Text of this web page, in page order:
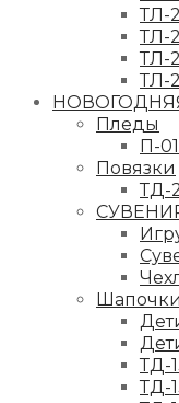
ТЛ-
ТЛ-
ТЛ-
ТЛ-
Пледы
П-01
Повязки
ТД-
Шапочки
ТД-
ТД-